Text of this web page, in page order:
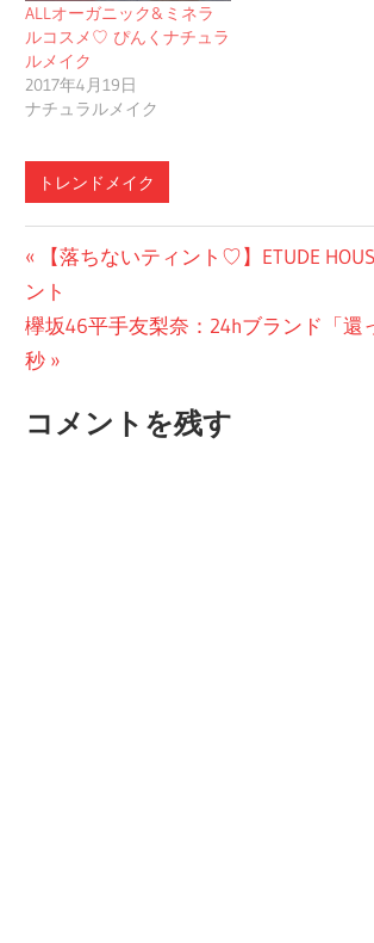
ALLオーガニック&ミネラ
ルコスメ♡ ぴんくナチュラ
ルメイク
2017年4月19日
ナチュラルメイク
トレンドメイク
投
稿
ナ
ゲ
前
の
投
稿:
【落ちないティント♡】ETUDE
ント
次
の
稿:
欅坂46平手友梨奈：24hブランド「還
秒
コメントを残す